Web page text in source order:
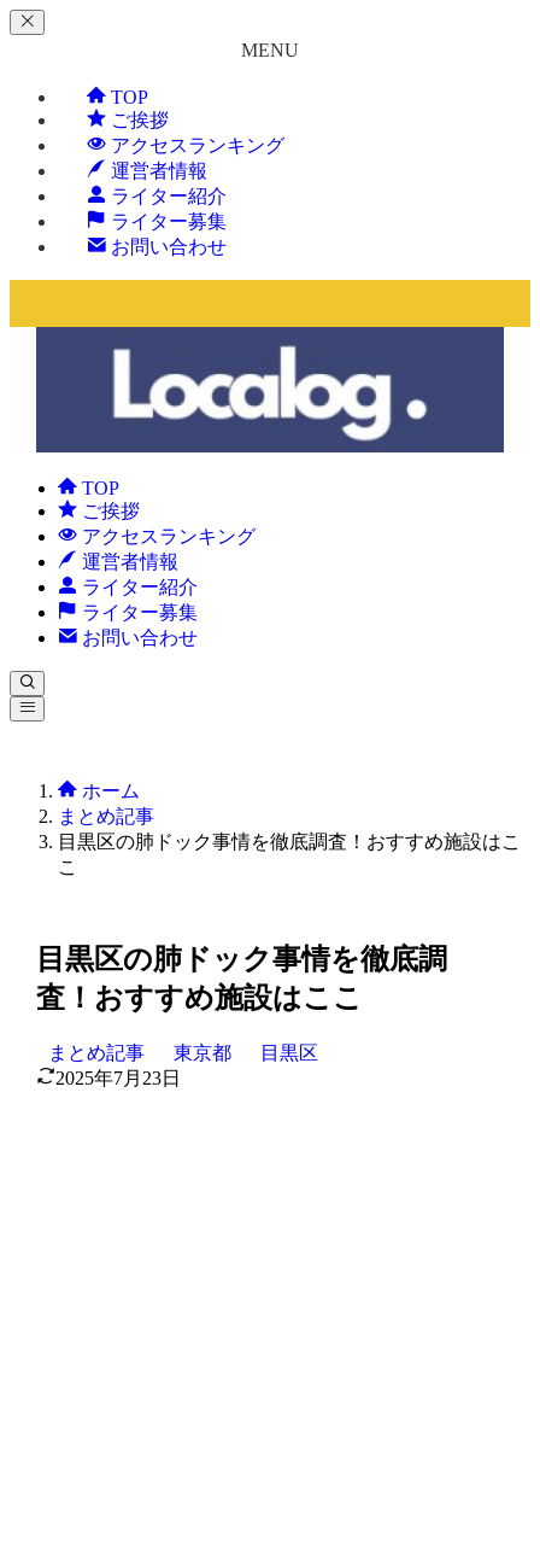
MENU
TOP
ご挨拶
アクセスランキング
運営者情報
ライター紹介
ライター募集
お問い合わせ
TOP
ご挨拶
アクセスランキング
運営者情報
ライター紹介
ライター募集
お問い合わせ
ホーム
まとめ記事
目黒区の肺ドック事情を徹底調査！おすすめ施設はこ
こ
目黒区の肺ドック事情を徹底調
査！おすすめ施設はここ
まとめ記事 東京都
目黒区
2025年7月23日